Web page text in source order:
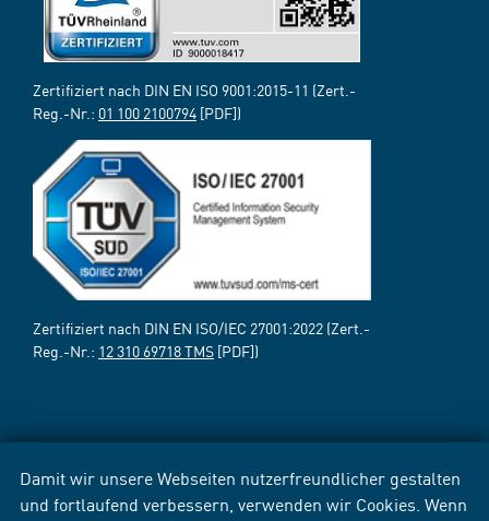
Damit wir unsere Webseiten nutzerfreundlicher gestalten
und fortlaufend verbessern, verwenden wir Cookies. Wenn
Zertifiziert nach DIN EN ISO 9001:2015-11 (Zert.-
Reg.-Nr.: 01 100 2100794 [PDF])
Zertifiziert nach DIN EN ISO/IEC 27001:2022 (Zert.-
Reg.-Nr.: 12 310 69718 TMS [PDF])